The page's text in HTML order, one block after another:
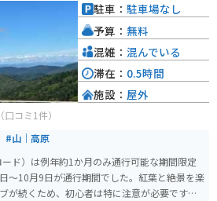
（口コミ1件）
#山｜高原
ド）は例年約1か月のみ通行可能な期間限定
～10月9日が通行期間でした。紅葉と絶景を楽
が続くため、初心者は特に注意が必要です。
駐車： 駐車場なし
予算： 無料
混雑： 混んでいる
滞在： 0.5時間
施設： 屋外